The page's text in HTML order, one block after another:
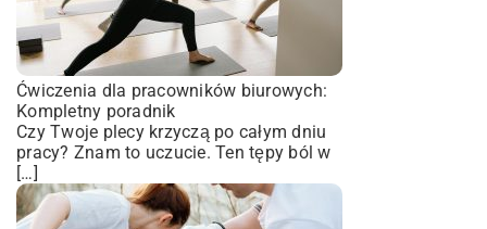
Ćwiczenia dla pracowników biurowych:
Kompletny poradnik
Czy Twoje plecy krzyczą po całym dniu
pracy? Znam to uczucie. Ten tępy ból w
[…]